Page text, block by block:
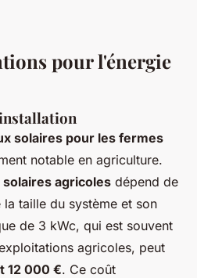
pour l'énergie
solaires pour les fermes
notable en agriculture.
agricoles dépend de
taille du système et son
de 3 kWc, qui est souvent
agricoles, peut
12 000 €. Ce coût